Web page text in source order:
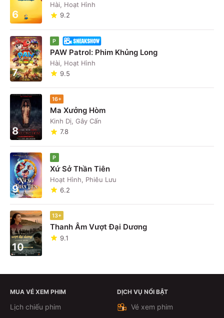
6
Hài, Hoạt Hình
9.2
7
P
PAW Patrol: Phim Khủng Long
Hài, Hoạt Hình
9.5
8
16+
Ma Xưởng Hòm
Kinh Dị, Gây Cấn
7.8
9
P
Xứ Sở Thần Tiên
Hoạt Hình, Phiêu Lưu
6.2
10
13+
Thanh Âm Vượt Đại Dương
9.1
MUA VÉ XEM PHIM
Lịch chiếu phim
DỊCH VỤ NỔI BẬT
Vé xem phim